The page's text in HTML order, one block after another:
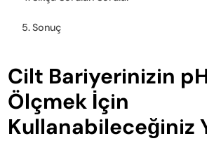
Sonuç
Cilt Bariyerinizin
Ölçmek İçin
Kullanabileceğiniz